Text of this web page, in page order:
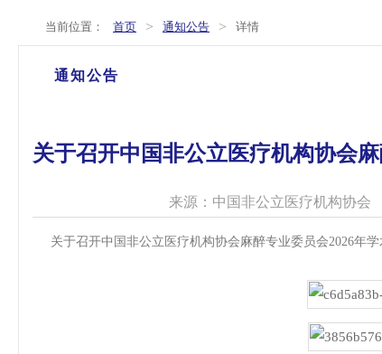
当前位置： 首页 > 通知公告 > 详情
通知公告
关于召开中国非公立医疗机构协会
来源：中国非公立医疗机构协会
关于召开中国非公立医疗机构协会麻醉专业委员会2026年